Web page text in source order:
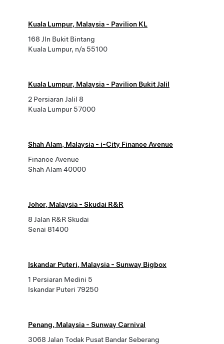
Kuala Lumpur, Malaysia - Pavilion KL
168 Jln Bukit Bintang
Kuala Lumpur, n/a 55100
Kuala Lumpur, Malaysia - Pavilion Bukit Jalil
2 Persiaran Jalil 8
Kuala Lumpur 57000
Shah Alam, Malaysia - i-City Finance Avenue
Finance Avenue
Shah Alam 40000
Johor, Malaysia - Skudai R&R
8 Jalan R&R Skudai
Senai 81400
Iskandar Puteri, Malaysia - Sunway Bigbox
1 Persiaran Medini 5
Iskandar Puteri 79250
Penang, Malaysia - Sunway Carnival
3068 Jalan Todak Pusat Bandar Seberang